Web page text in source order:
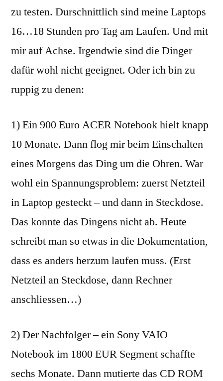
scheint
gering
zu testen. Durschnittlich sind meine Laptops
16…18 Stunden pro Tag am Laufen. Und mit
mir auf Achse. Irgendwie sind die Dinger
dafür wohl nicht geeignet. Oder ich bin zu
ruppig zu denen:
1) Ein 900 Euro ACER Notebook hielt knapp
10 Monate. Dann flog mir beim Einschalten
eines Morgens das Ding um die Ohren. War
wohl ein Spannungsproblem: zuerst Netzteil
in Laptop gesteckt – und dann in Steckdose.
Das konnte das Dingens nicht ab. Heute
schreibt man so etwas in die Dokumentation,
dass es anders herzum laufen muss. (Erst
Netzteil an Steckdose, dann Rechner
anschliessen…)
2) Der Nachfolger – ein Sony VAIO
Notebook im 1800 EUR Segment schaffte
sechs Monate. Dann mutierte das CD ROM